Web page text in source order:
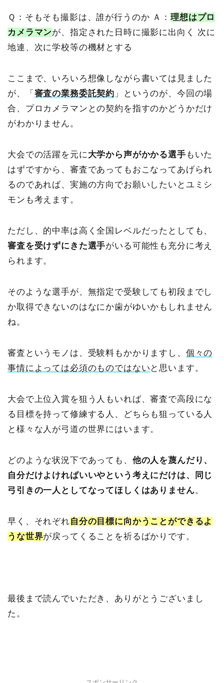
Ｑ：そもそも撮影は、誰が行うのか Ａ： 理想はプロ
カメラマンが、指定された日時に撮影に出向く
次に
地連、次に学校等の機材とする
ここまで、いろいろ想像しながら書いては見ました
が、「 審査の業務委託契約 」というのが、今回の場
合、プロカメラマンとの契約を指すのかどうかだけ
がわかりません。
大会での活躍を元に大学から声がかかる選手 もいた
はずですから、審査であってもおこなってあげられ
るのであれば、実施の方向でお願いしたいとユミシ
モンも考えます。
ただし、的中率は高く全国レベルだったとしても、
審査を受けずにきた選手がいる可能性も充分に考え
られます。
そのような選手が、無指定で受験しても初段までし
か取得できないのはなにか歯がゆいかもしれません
ね。
審査というモノは、受験料もかかりますし、 個々の
事情によっては必須のものではない と思います。
大会で上位入賞を狙う人もいれば、審査で高段にな
る目標を持って修練する人、どちらも狙っている人
と様々な人が弓道の世界にはいます。
どのような状況下であっても、 他の人を蔑んだり、
自分だけよければいいやという考えにだけは、同じ
弓引きの一人としてなってほしくはありません。
早く、それぞれ自分の目標に向かうことができるよ
うな世界が戻ってくることを祈るばかりです。
最後まで読んでいただき、ありがとうございまし
た。